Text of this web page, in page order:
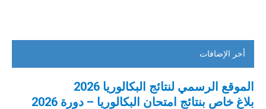
أخر الإضافات
الموقع الرسمي لنتائج البكالوريا 2026
بلاغ خاص بنتائج امتحان البكالوريا – دورة 2026